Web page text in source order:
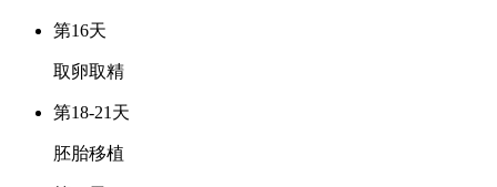
第16天
取卵取精
第18-21天
胚胎移植